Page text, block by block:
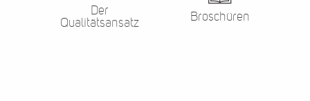
Der
Qualitätsansatz
Broschüren